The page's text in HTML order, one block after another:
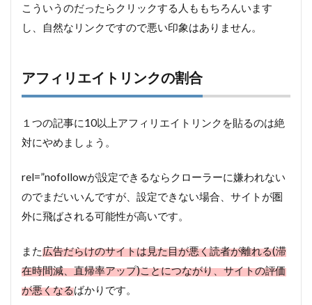
こういうのだったらクリックする人ももちろんいます
し、自然なリンクですので悪い印象はありません。
アフィリエイトリンクの割合
１つの記事に10以上アフィリエイトリンクを貼るのは絶
対にやめましょう。
rel=”nofollowが設定できるならクローラーに嫌われない
のでまだいいんですが、設定できない場合、サイトが圏
外に飛ばされる可能性が高いです。
また広告だらけのサイトは見た目が悪く読者が離れる(滞
在時間減、直帰率アップ)ことにつながり、サイトの評価
が悪くなるばかりです。